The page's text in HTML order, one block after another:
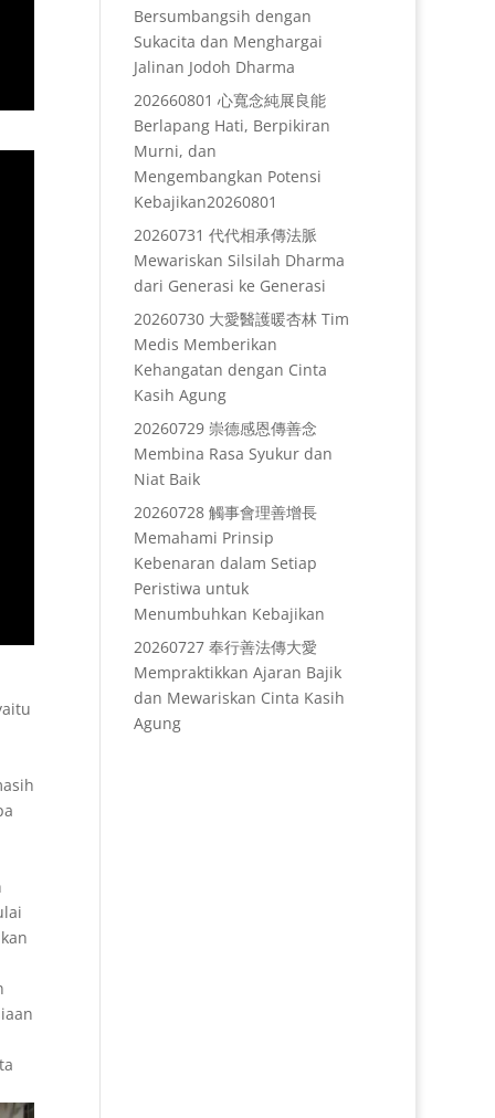
Bersumbangsih dengan
Sukacita dan Menghargai
Jalinan Jodoh Dharma
202660801 心寬念純展良能
Berlapang Hati, Berpikiran
Murni, dan
Mengembangkan Potensi
Kebajikan20260801
20260731 代代相承傳法脈
Mewariskan Silsilah Dharma
dari Generasi ke Generasi
20260730 大愛醫護暖杏林 Tim
Medis Memberikan
Kehangatan dengan Cinta
Kasih Agung
20260729 崇德感恩傳善念
Membina Rasa Syukur dan
Niat Baik
20260728 觸事會理善增長
Memahami Prinsip
Kebenaran dalam Setiap
Peristiwa untuk
Menumbuhkan Kebajikan
20260727 奉行善法傳大愛
Mempraktikkan Ajaran Bajik
dan Mewariskan Cinta Kasih
Agung